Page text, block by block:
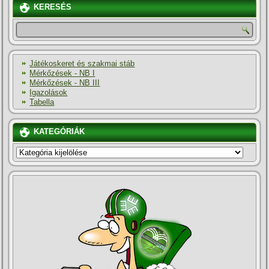
KERESÉS
Játékoskeret és szakmai stáb
Mérkőzések - NB I
Mérkőzések - NB III
Igazolások
Tabella
KATEGÓRIÁK
KATEGÓRIÁK